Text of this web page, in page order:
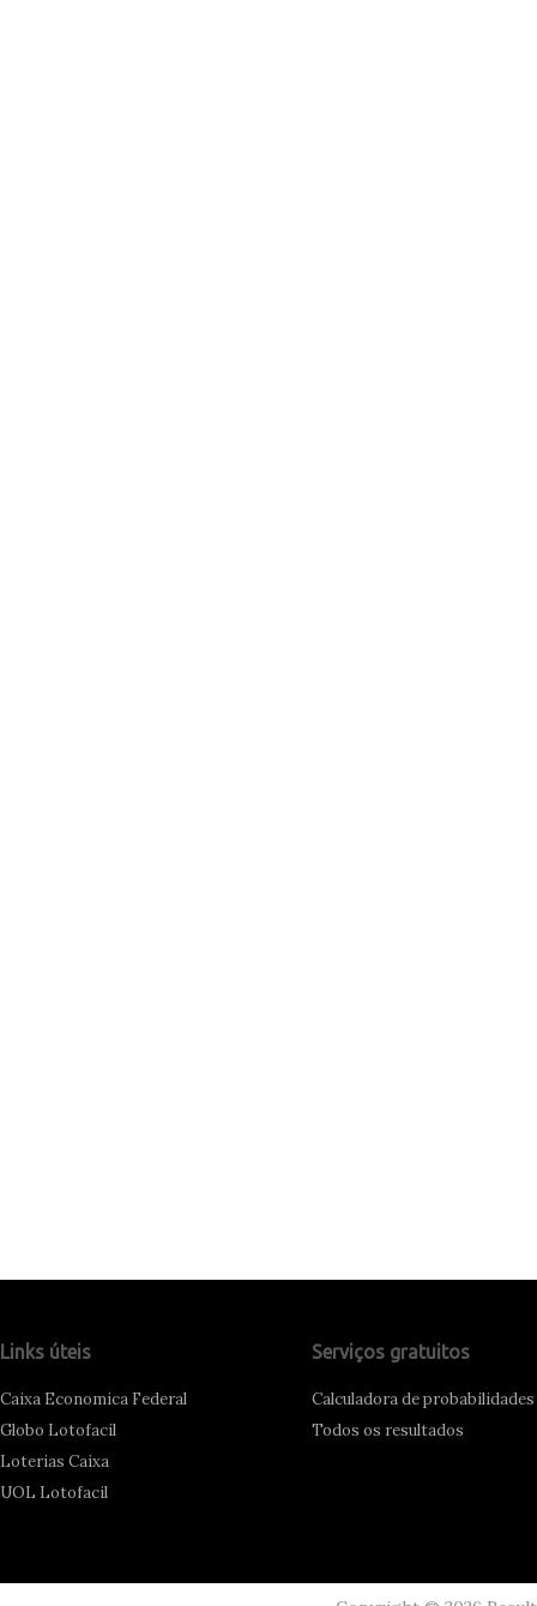
Links úteis
Caixa Economica Federal
Globo Lotofacil
Loterias Caixa
UOL Lotofacil
Serviços gratuitos
Calculadora de probabilidades
Todos os resultados